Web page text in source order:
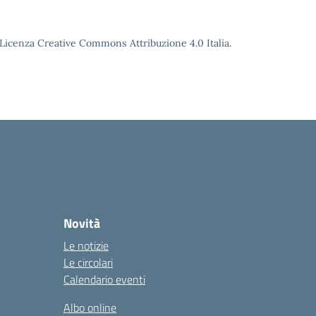
Creative Commons Attribuzione 4.0 Italia.
Novità
Le notizie
Le circolari
Calendario eventi
Albo online